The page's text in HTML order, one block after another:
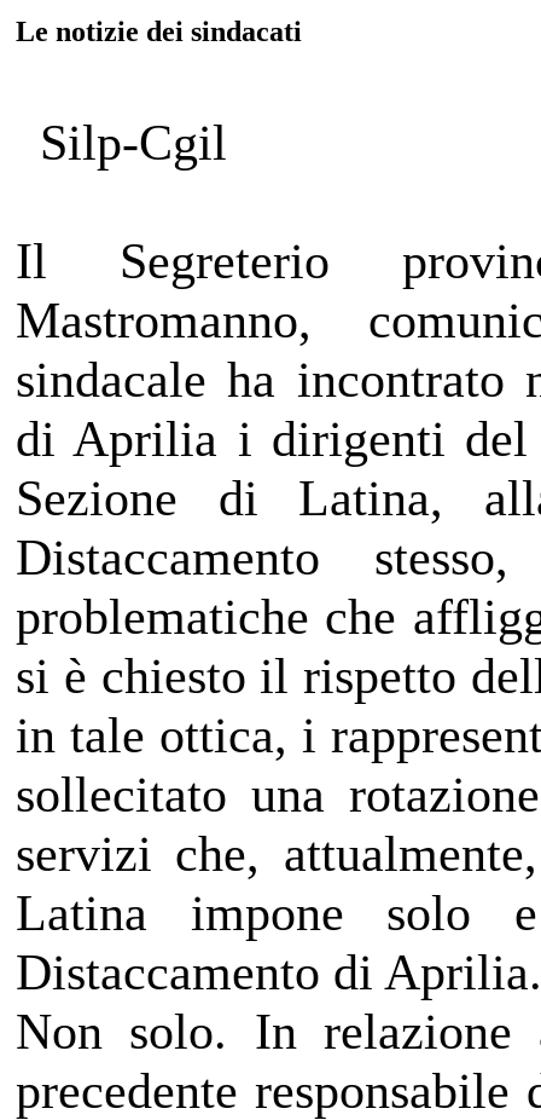
Le notizie dei sindacati
Silp-Cgil
Il Segreterio
Mastromanno,
sindacale ha
di Aprilia i dirigenti del
Sezione di Latina,
Distaccamento
problematiche che
si è chiesto il rispetto
in tale ottica, i
sollecitato una
servizi che,
Latina impone solo
Distaccamento di Aprilia.
Non solo. In relazione
precedente